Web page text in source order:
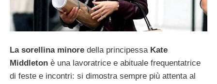
La sorellina minore della principessaKate
Middleton è una lavoratrice e abituale frequentatrice
di feste e incontri: si dimostra sempre più attenta al